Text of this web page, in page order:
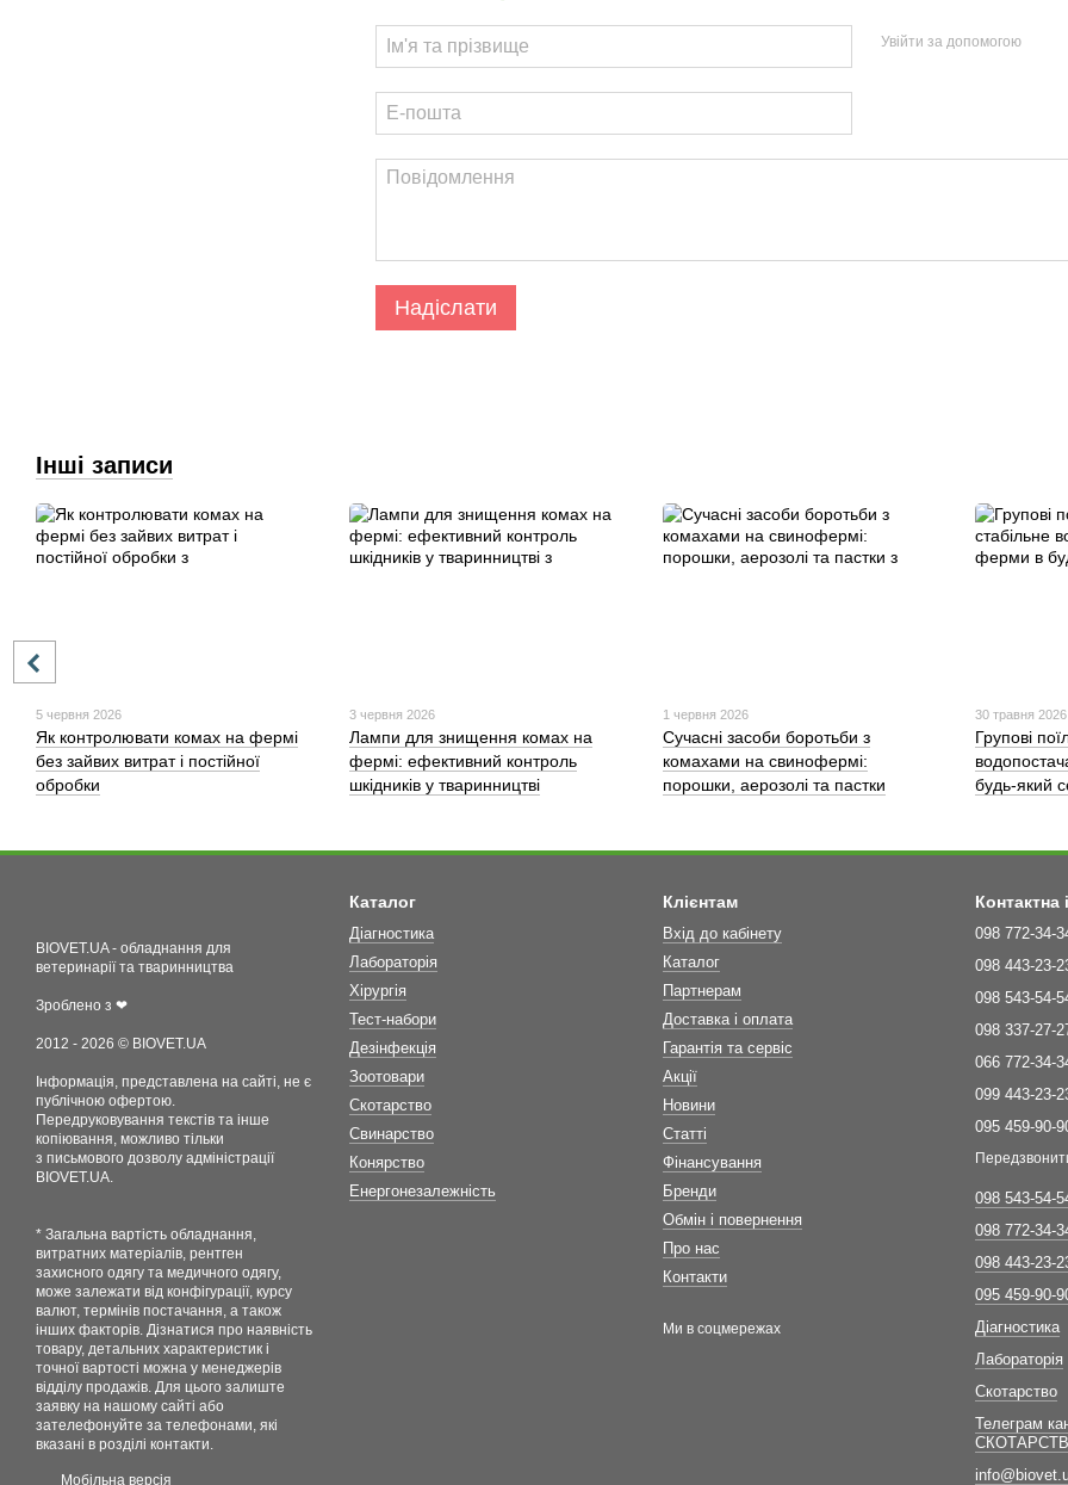
Увійти за допомогою
Надіслати
Інші записи
5 червня 2026
Як контролювати комах на фермі
без зайвих витрат і постійної
обробки
3 червня 2026
Лампи для знищення комах на
фермі: ефективний контроль
шкідників у тваринництві
1 червня 2026
Сучасні засоби боротьби з
комахами на свинофермі:
порошки, аерозолі та пастки
30 травня 2026
Групові
будь-який
BIOVET.UA - обладнання для
ветеринарії та тваринництва
Зроблено з ❤
2012 - 2026 © BIOVET.UA
Інформація, представлена на сайті, не є
публічною офертою.
Передруковування текстів та інше
копіювання, можливо тільки
з письмового дозволу адміністрації
BIOVET.UA.
* Загальна вартість обладнання,
витратних матеріалів, рентген
захисного одягу та медичного одягу,
може залежати від конфігурації, курсу
валют, термінів постачання, а також
інших факторів. Дізнатися про наявність
товару, детальних характеристик і
точної вартості можна у менеджерів
відділу продажів. Для цього залиште
заявку на нашому сайті або
зателефонуйте за телефонами, які
вказані в розділі контакти.
Мобільна версія
Каталог
Діагностика
Лабораторія
Хірургія
Тест-набори
Дезінфекція
Зоотовари
Скотарство
Свинарство
Конярство
Енергонезалежність
Клієнтам
Вхід до кабінету
Каталог
Партнерам
Доставка і оплата
Гарантія та сервіс
Акції
Новини
Статті
Фінансування
Бренди
Обмін і повернення
Про нас
Контакти
Ми в соцмережах
Контактна
098 772-34-
098 443-23-
098 543-54-
098 337-27-
066 772-34-
099 443-23-
095 459-90-
098 543-54-
098 772-34-
098 443-23-
095 459-90-
Діагностика
Лабораторія
Скотарство
Телеграм